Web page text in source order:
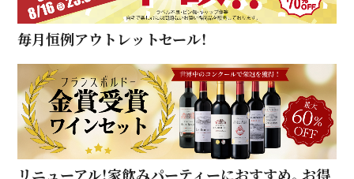
毎月恒例アウトレットセール！
リニューアル！家飲みパーティーにおすすめ。お得